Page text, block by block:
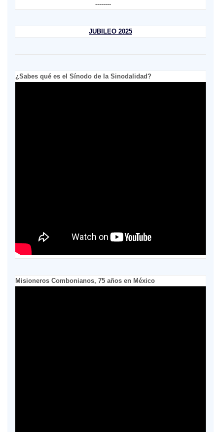
--------
JUBILEO 2025
¿Sabes qué es el Sínodo de la Sinodalidad?
Misioneros Combonianos, 75 años en México